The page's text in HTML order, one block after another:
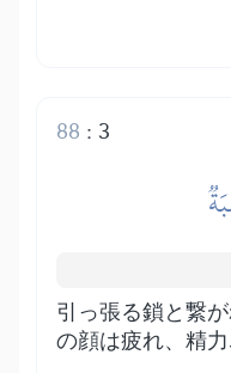
3
:
88
引っ張る鎖と繋
の顔は疲れ、精力